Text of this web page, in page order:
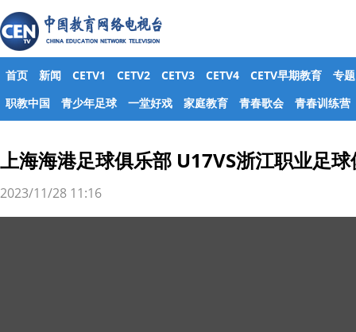
首页 新闻 CETV1 CETV2 CETV3 CETV4 CETV早期教育
专题
职教中国
青少年足球 一堂好戏 家庭教育 青春歌会 青春训练营
上海海港⾜球俱乐部 U17VS浙江职业⾜
2023/11/28 11:16